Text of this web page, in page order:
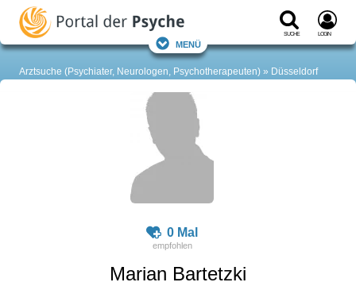
Suche Login
Menü
Arztsuche (Psychiater, Neurologen, Psychotherapeuten) Düsseldorf
0 Mal
Marian Bartetzki